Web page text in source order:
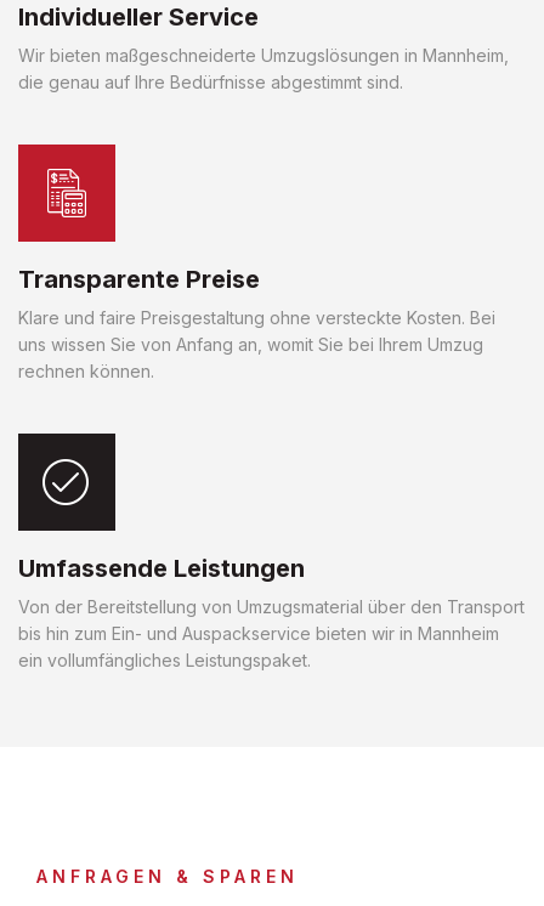
Individueller Service
Wir bieten maßgeschneiderte Umzugslösungen in Mannheim,
die genau auf Ihre Bedürfnisse abgestimmt sind.
Transparente Preise
Klare und faire Preisgestaltung ohne versteckte Kosten. Bei
uns wissen Sie von Anfang an, womit Sie bei Ihrem Umzug
rechnen können.
Umfassende Leistungen
Von der Bereitstellung von Umzugsmaterial über den Transport
bis hin zum Ein- und Auspackservice bieten wir in Mannheim
ein vollumfängliches Leistungspaket.
ANFRAGEN & SPAREN